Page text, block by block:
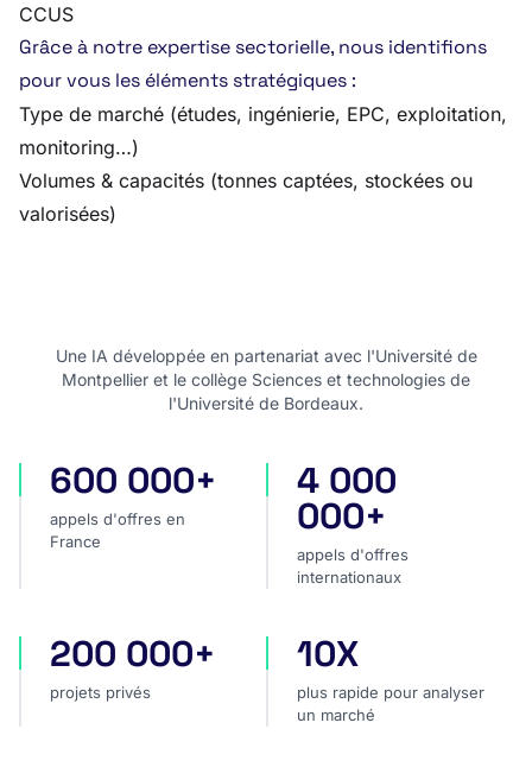
CCUS
Grâce à notre expertise sectorielle, nous identifions
pour vous les éléments stratégiques :
Type de marché (études, ingénierie, EPC, exploitation,
monitoring…)
Volumes & capacités (tonnes captées, stockées ou
valorisées)
Une IA développée en partenariat avec l'Université de
Montpellier et le collège Sciences et technologies de
l'Université de Bordeaux.
appels d'offres en France
600 000+
appels d'offres en
France
appels d'offres
4 000
000+
appels d'offres
internationaux
projets privés
200 000+
projets privés
plus rapide pour analyser
10X
plus rapide pour analyser
un marché